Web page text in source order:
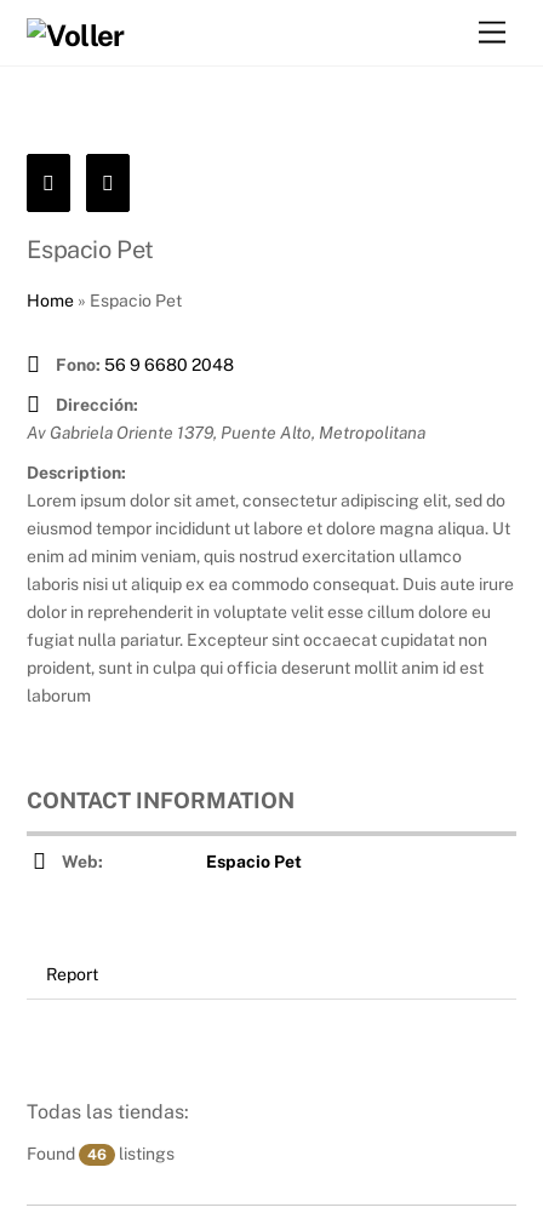
Skip
Espacio Pet
Home » Espacio Pet
Fono: 56 9 6680 2048
Dirección:
Av Gabriela Oriente 1379, Puente Alto, Metropolitana
Description:
Lorem ipsum dolor sit amet, consectetur adipiscing elit, sed do
eiusmod tempor incididunt ut labore et dolore magna aliqua. Ut
enim ad minim veniam, quis nostrud exercitation ullamco
laboris nisi ut aliquip ex ea commodo consequat. Duis aute irure
dolor in reprehenderit in voluptate velit esse cillum dolore eu
fugiat nulla pariatur. Excepteur sint occaecat cupidatat non
proident, sunt in culpa qui officia deserunt mollit anim id est
laborum
CONTACT INFORMATION
Web: Espacio Pet
Report
Todas las tiendas:
Found 46 listings